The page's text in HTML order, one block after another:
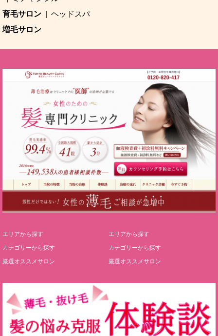
育毛サロン
ヘッドスパ
増毛サロン
エリアから探す
カテゴリーから探す
厳選オススメサロン
エリアから探す
カテゴリーから探す
厳選オススメサロン